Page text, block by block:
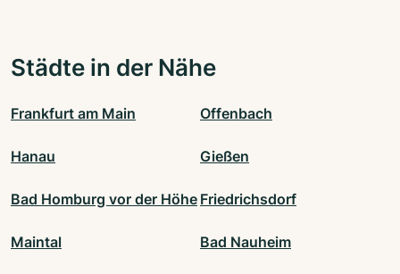
Städte in der Nähe
Frankfurt am Main Offenbach
Hanau Gießen
Bad Homburg vor der Höhe Friedrichsdorf
Maintal Bad Nauheim